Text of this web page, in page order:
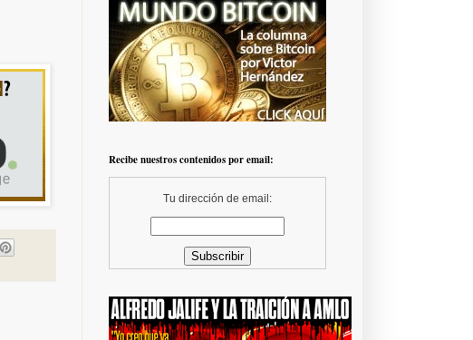
Recibe nuestros contenidos por email:
Tu dirección de email: